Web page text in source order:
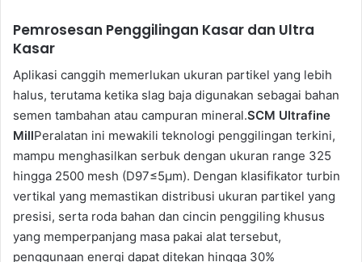
Pemrosesan Penggilingan Kasar dan Ultra
Kasar
Aplikasi canggih memerlukan ukuran partikel yang lebih
halus, terutama ketika slag baja digunakan sebagai bahan
semen tambahan atau campuran mineral.SCM Ultrafine
MillPeralatan ini mewakili teknologi penggilingan terkini,
mampu menghasilkan serbuk dengan ukuran range 325
hingga 2500 mesh (D97≤5μm). Dengan klasifikator turbin
vertikal yang memastikan distribusi ukuran partikel yang
presisi, serta roda bahan dan cincin penggiling khusus
yang memperpanjang masa pakai alat tersebut,
penggunaan energi dapat ditekan hingga 30%